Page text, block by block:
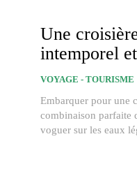
Une
intemporel
VOYAGE - TOURISME
Embarquer pour une
combinaison parfaite
voguer sur les eaux